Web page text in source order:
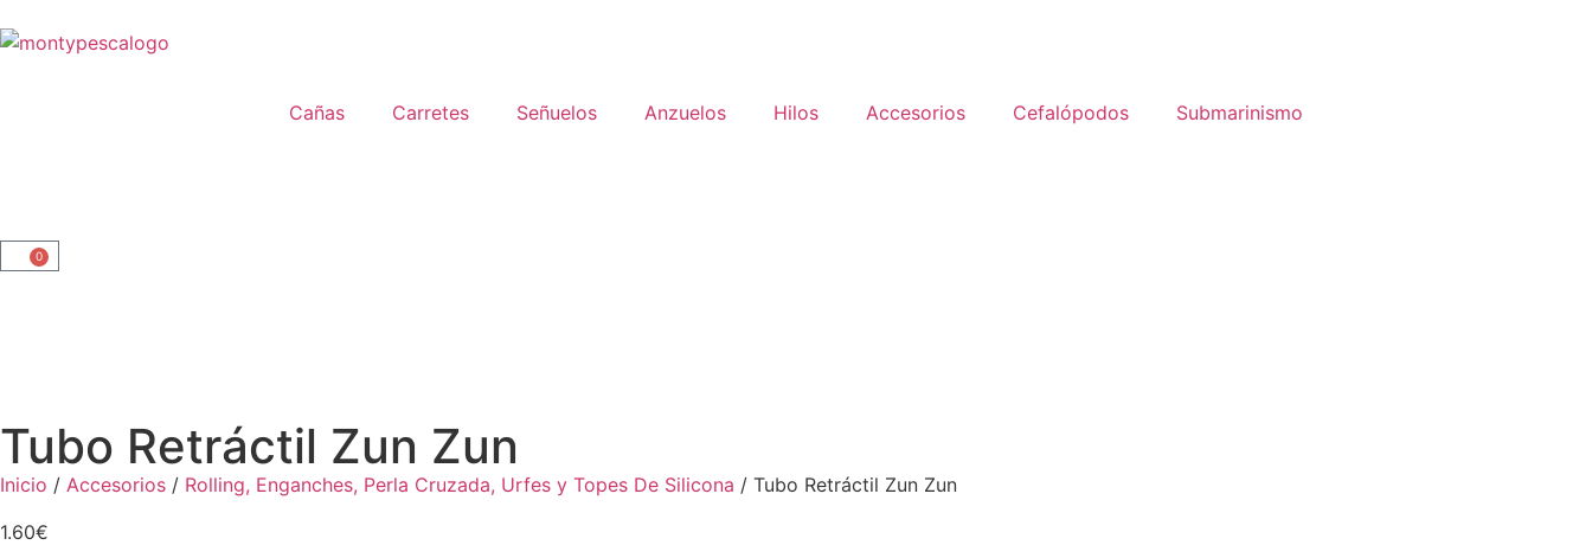
Cañas Carretes Señuelos Anzuelos Hilos Accesorios Cefalópodos Submarinismo
0
Tubo Retráctil Zun Zun
Inicio / Accesorios / Rolling, Enganches, Perla Cruzada, Urfes y Topes De Silicona / Tubo Retráctil Zun Zun
1.60€